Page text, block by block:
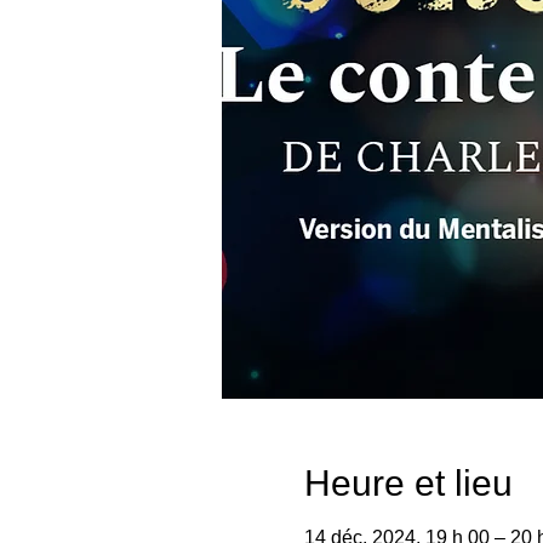
Heure et lieu
14 déc. 2024, 19 h 00 – 20